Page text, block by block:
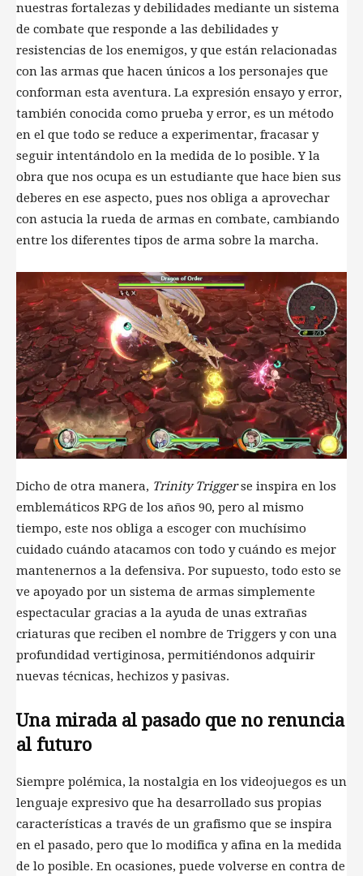
nuestras fortalezas y debilidades mediante un sistema
de combate que responde a las debilidades y
resistencias de los enemigos, y que están relacionadas
con las armas que hacen únicos a los personajes que
conforman esta aventura. La expresión ensayo y error,
también conocida como prueba y error, es un método
en el que todo se reduce a experimentar, fracasar y
seguir intentándolo en la medida de lo posible. Y la
obra que nos ocupa es un estudiante que hace bien sus
deberes en ese aspecto, pues nos obliga a aprovechar
con astucia la rueda de armas en combate, cambiando
entre los diferentes tipos de arma sobre la marcha.
Dicho de otra manera, Trinity Triggerse inspira en los
emblemáticos RPG de los años 90, pero al mismo
tiempo, este nos obliga a escoger con muchísimo
cuidado cuándo atacamos con todo y cuándo es mejor
mantenernos a la defensiva. Por supuesto, todo esto se
ve apoyado por un sistema de armas simplemente
espectacular gracias a la ayuda de unas extrañas
criaturas que reciben el nombre de Triggers y con una
profundidad vertiginosa, permitiéndonos adquirir
nuevas técnicas, hechizos y pasivas.
Una mirada al pasado que no renuncia
al futuro
Siempre polémica, la nostalgia en los videojuegos es un
lenguaje expresivo que ha desarrollado sus propias
características a través de un grafismo que se inspira
en el pasado, pero que lo modifica y afina en la medida
de lo posible. En ocasiones, puede volverse en contra de